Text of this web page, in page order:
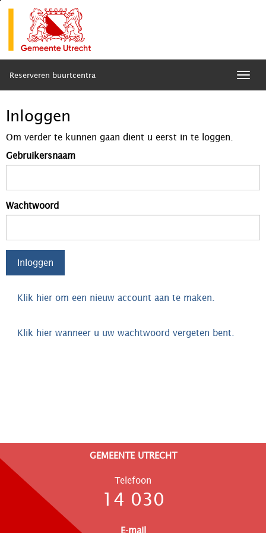
Reserveren buurtcentra
Inloggen
Om verder te kunnen gaan dient u eerst in te loggen.
Gebruikersnaam
Wachtwoord
Inloggen
Klik hier om een nieuw account aan te maken.
Klik hier wanneer u uw wachtwoord vergeten bent.
GEMEENTE UTRECHT
Telefoon
14 030
E-mail